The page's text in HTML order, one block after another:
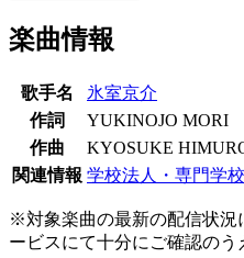
楽曲情報
歌手名
氷室京介
作詞
YUKINOJO MORI
作曲
KYOSUKE
関連情報 学校法人・専門学
※対象楽曲の最新の配信状況
ービスにて十分にご確認のう